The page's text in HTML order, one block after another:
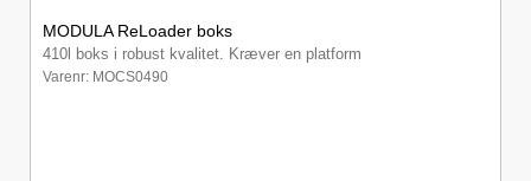
MODULA ReLoader boks
410l boks i robust kvalitet. Kræver en platform
Varenr: MOCS0490